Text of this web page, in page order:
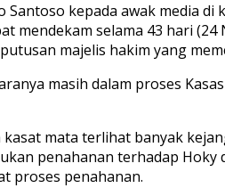
kepada awak media di
mendekam selama 43 hari
majelis hakim yang
masih dalam proses
mata terlihat banyak
penahanan terhadap
proses penahanan.